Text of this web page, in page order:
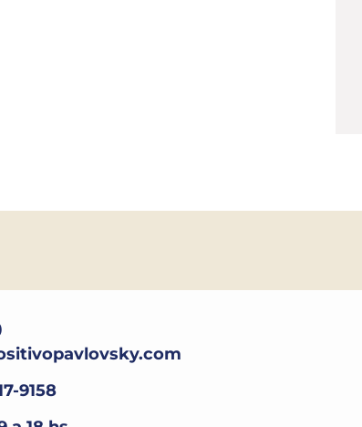
9158